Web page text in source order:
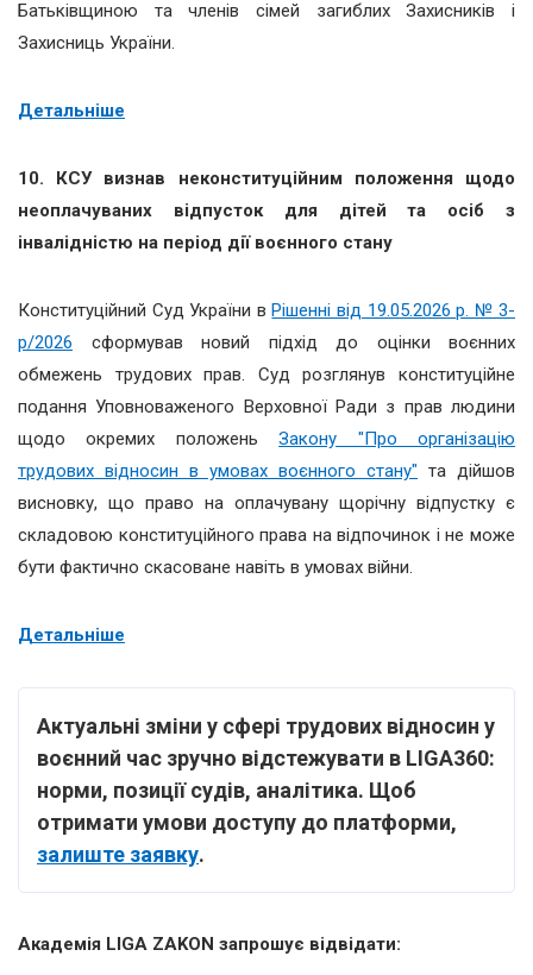
Батьківщиною та членів сімей загиблих Захисників і
Захисниць України.
Детальніше
10. КСУ визнав неконституційним положення щодо
неоплачуваних відпусток для дітей та осіб з
інвалідністю на період дії воєнного стану
Конституційний Суд України вРішенні від 19.05.2026 р. № 3-
р/2026 сформував новий підхід до оцінки воєнних
обмежень трудових прав. Суд розглянув конституційне
подання Уповноваженого Верховної Ради з прав людини
щодо окремих положеньЗакону "Про організацію
трудових відносин в умовах воєнного стану" та дійшов
висновку, що право на оплачувану щорічну відпустку є
складовою конституційного права на відпочинок і не може
бути фактично скасоване навіть в умовах війни.
Детальніше
Актуальні зміни у сфері трудових відносин у
воєнний час зручно відстежувати в LIGA360:
норми, позиції судів, аналітика. Щоб
отримати умови доступу до платформи,
залиште заявку.
Академія LIGA ZAKON запрошує відвідати: